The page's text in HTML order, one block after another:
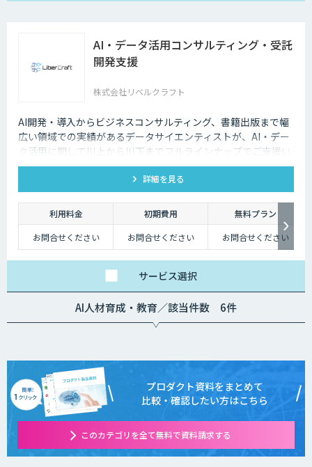
AI・データ活用コンサルティング・受託
開発支援
株式会社リベルクラフト
AI開発・導入からビジネスコンサルティング、書籍出版まで幅
広い領域での実績があるデータサイエンティストが、AI・デー
タ活用に関して川上から川下までフルラインナップでご支援い
たします。
詳細を見る
利用料金 初期費用
無料プラン
お問合せください
お問合せください お問合せください
サービス選択
AI人材育成・教育／該当件数 6件
プロダクト資料をまとめて
比較・確認したい方はこちら
このカテゴリを全て無料で資料請求する